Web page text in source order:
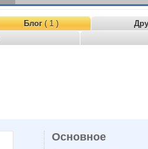
Блог( 1 )
Основное